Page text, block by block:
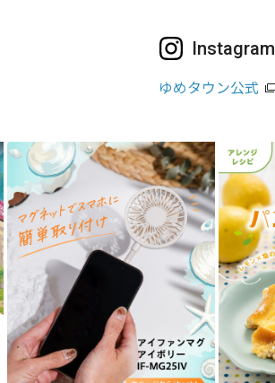
Instagram
ゆめタウン公式